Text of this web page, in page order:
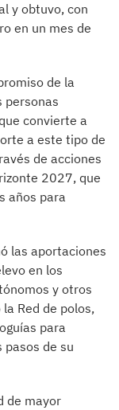
y obtuvo, con
en un mes de
de la
personas
convierte a
a este tipo de
de acciones
2027, que
años para
las aportaciones
en los
y otros
Red de polos,
para
de su
de mayor